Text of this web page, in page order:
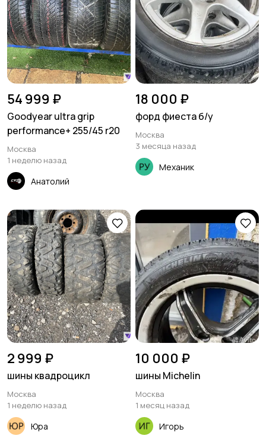
54 999 ₽
Goodyear ultra grip
performance+ 255/45 r20
Москва
1 неделю назад
Анатолий
18 000 ₽
форд фиеста б/у
Москва
3 месяца назад
Механик
2 999 ₽
шины квадроцикл
Москва
1 неделю назад
Юра
10 000 ₽
шины Michelin
Москва
1 месяц назад
Игорь